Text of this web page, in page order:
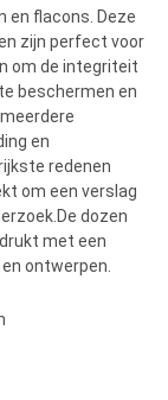
en flacons. Deze
zijn perfect voor
om de integriteit
beschermen en
en
redenen
om een verslag
dozen
met een
ontwerpen.